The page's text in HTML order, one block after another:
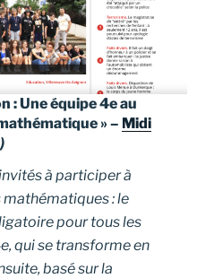
: Une équipe 4e au
» – Midi
à participer à
: le
pour tous les
qui se transforme en
basé sur la